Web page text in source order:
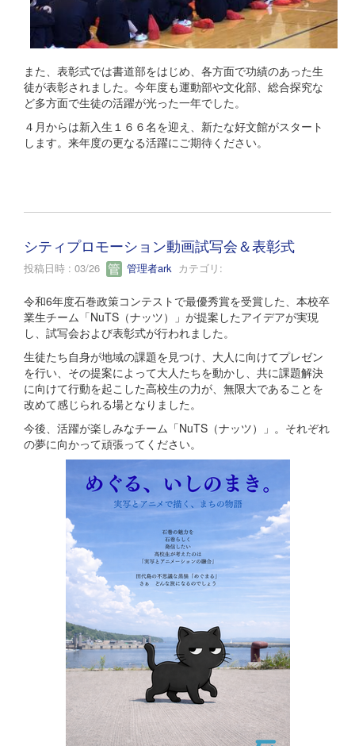
また、表彰式では書道部をはじめ、各方面で功績のあった生
徒が表彰されました。今年度も運動部や文化部、総合探究な
ど多方面で生徒の活躍が光った一年でした。
４月からは新入生１６６名を迎え、新たな好文館がスタート
します。来年度の更なる活躍にご期待ください。
シティプロモーション動画試写会＆表彰式
投稿日時 : 03/26 管理者ark カテゴリ:
令和6年度石巻政策コンテストで最優秀賞を受賞した、本校卒
業生チーム「NuTS（ナッツ）」が提案したアイデアが実現
し、試写会および表彰式が行われました。
生徒たち自身が地域の課題を見つけ、大人に向けてプレゼン
を行い、その提案によって大人たちを動かし、共に課題解決
に向けて行動を起こした高校生の力が、無限大であることを
改めて感じられる場となりました。
今後、活躍が楽しみなチーム「NuTS（ナッツ）」。それぞれ
の夢に向かって頑張ってください。